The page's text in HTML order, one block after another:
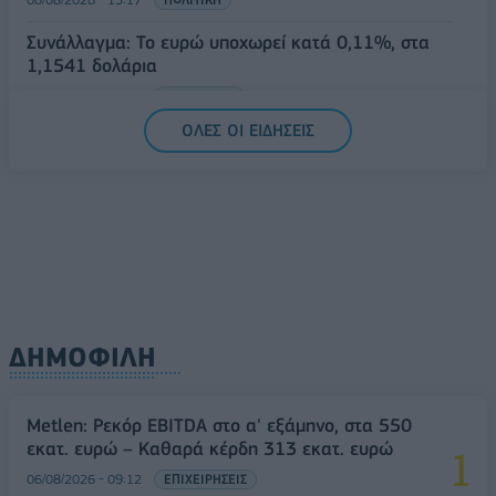
Συνάλλαγμα: Το ευρώ υποχωρεί κατά 0,11%, στα
1,1541 δολάρια
ΟΛΕΣ ΟΙ ΕΙΔΗΣΕΙΣ
ΔΗΜΟΦΙΛΗ
Metlen: Ρεκόρ EBITDA στο α' εξάμηνο, στα 550
εκατ. ευρώ – Καθαρά κέρδη 313 εκατ. ευρώ
06/08/2026 - 09:12 ΕΠΙΧΕΙΡΗΣΕΙΣ